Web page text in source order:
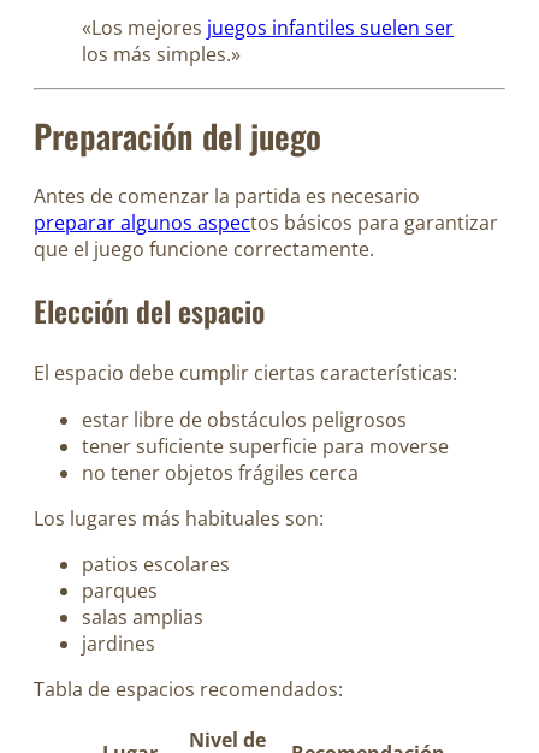
«Los mejores juegos infantiles suelen ser
los más simples.»
Preparación del juego
Antes de comenzar la partida es necesario
preparar algunos aspectos básicos para garantizar
que el juego funcione correctamente.
Elección del espacio
El espacio debe cumplir ciertas características:
estar libre de obstáculos peligrosos
tener suficiente superficie para moverse
no tener objetos frágiles cerca
Los lugares más habituales son:
patios escolares
parques
salas amplias
jardines
Tabla de espacios recomendados:
Nivel de